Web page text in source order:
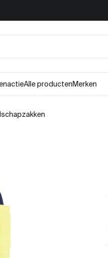
Alle productenMerken